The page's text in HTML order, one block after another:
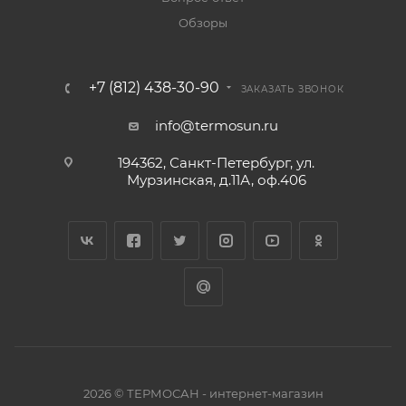
Обзоры
+7 (812) 438-30-90 ЗАКАЗАТЬ ЗВОНОК
info@termosun.ru
194362, Санкт-Петербург, ул.
Мурзинская, д.11А, оф.406
2026 © ТЕРМОСАН - интернет-магазин